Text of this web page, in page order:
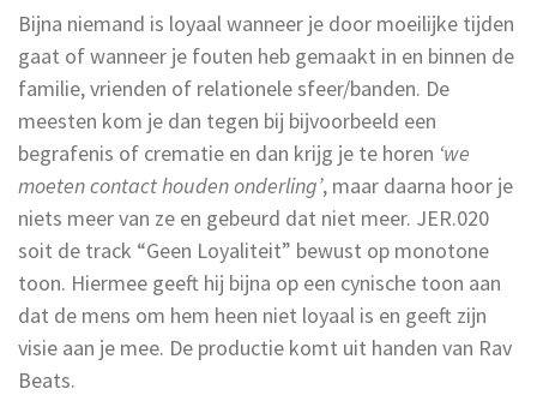
Bijna niemand is loyaal wanneer je door moeilijke tijden
gaat of wanneer je fouten heb gemaakt in en binnen de
familie, vrienden of relationele sfeer/banden. De
meesten kom je dan tegen bij bijvoorbeeld een
begrafenis of crematie en dan krijg je te horen ‘we
moeten contact houden onderling’, maar daarna hoor je
niets meer van ze en gebeurd dat niet meer. JER.020
soit de track “Geen Loyaliteit” bewust op monotone
toon. Hiermee geeft hij bijna op een cynische toon aan
dat de mens om hem heen niet loyaal is en geeft zijn
visie aan je mee. De productie komt uit handen van Rav
Beats.